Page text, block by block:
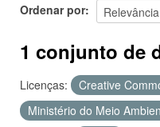
Ordenar por
1 conjunto de
Licenças: Creative
Ministério do Meio